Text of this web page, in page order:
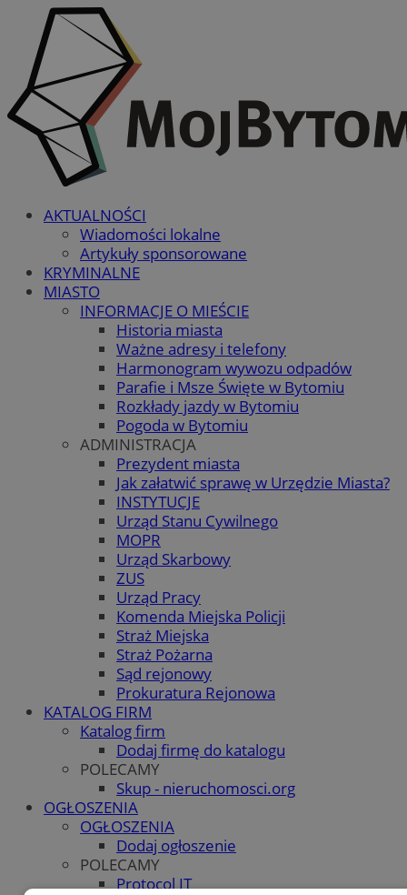
AKTUALNOŚCI
Wiadomości lokalne
Artykuły sponsorowane
KRYMINALNE
MIASTO
INFORMACJE O MIEŚCIE
Historia miasta
Ważne adresy i telefony
Harmonogram wywozu odpadów
Parafie i Msze Święte w Bytomiu
Rozkłady jazdy w Bytomiu
Pogoda w Bytomiu
ADMINISTRACJA
Prezydent miasta
Jak załatwić sprawę w Urzędzie Miasta?
INSTYTUCJE
Urząd Stanu Cywilnego
MOPR
Urząd Skarbowy
ZUS
Urząd Pracy
Komenda Miejska Policji
Straż Miejska
Straż Pożarna
Sąd rejonowy
Prokuratura Rejonowa
KATALOG FIRM
Katalog firm
Dodaj firmę do katalogu
POLECAMY
Skup - nieruchomosci.org
OGŁOSZENIA
OGŁOSZENIA
Dodaj ogłoszenie
POLECAMY
Protocol IT